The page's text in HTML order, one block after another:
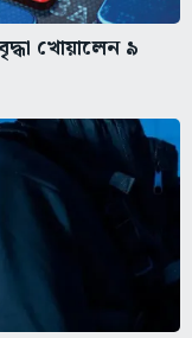
খোয়ালেন ৯